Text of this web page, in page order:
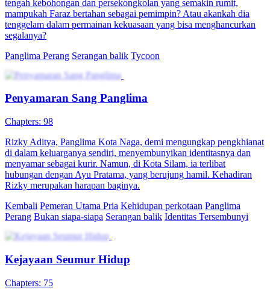
tengah kebohongan dan persekongkolan yang semakin rumit,
mampukah Faraz bertahan sebagai pemimpin? Atau akankah dia
tenggelam dalam permainan kekuasaan yang bisa menghancurkan
segalanya?
Panglima Perang Serangan balik Tycoon
Penyamaran Sang Panglima
Chapters: 98
Rizky Aditya, Panglima Kota Naga, demi mengungkap pengkhianat
di dalam keluarganya sendiri, menyembunyikan identitasnya dan
menyamar sebagai kurir. Namun, di Kota Silam, ia terlibat
hubungan dengan Ayu Pratama, yang berujung hamil. Kehadiran
Rizky merupakan harapan baginya.
Kembali Pemeran Utama Pria Kehidupan perkotaan Panglima
Perang Bukan siapa-siapa Serangan balik Identitas Tersembunyi
Kejayaan Seumur Hidup
Chapters: 75